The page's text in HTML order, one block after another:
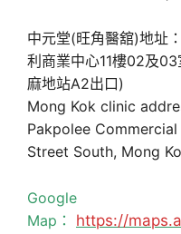
中元堂(旺角醫舘)地址
利商業中心11樓02及
麻地站A2出口)
Mong Kok clinic
Pakpolee
Street South, Mong
Google
Map： https://